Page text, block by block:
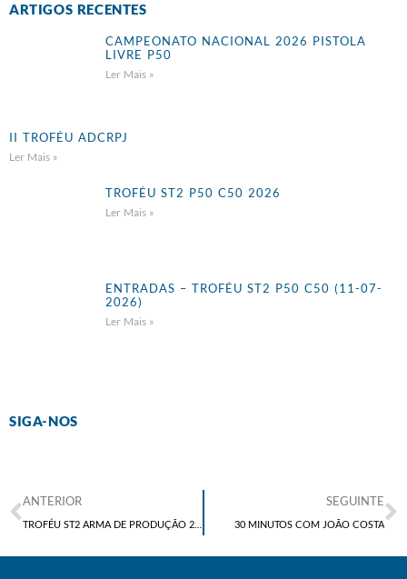
ARTIGOS RECENTES
CAMPEONATO NACIONAL 2026 PISTOLA
LIVRE P50
Ler Mais »
II TROFÉU ADCRPJ
Ler Mais »
TROFÉU ST2 P50 C50 2026
Ler Mais »
ENTRADAS – TROFÉU ST2 P50 C50 (11-07-
2026)
Ler Mais »
SIGA-NOS
ANTERIOR SEGUINTE
30 MINUTOS COM JOÃO COSTA